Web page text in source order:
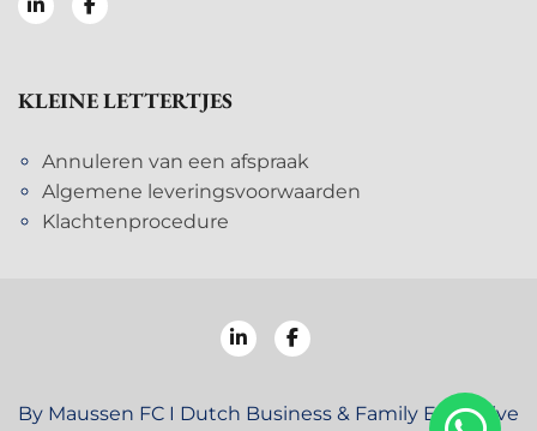
KLEINE LETTERTJES
Annuleren van een afspraak
Algemene leveringsvoorwaarden
Klachtenprocedure
By Maussen FC I Dutch Business & Family Executive